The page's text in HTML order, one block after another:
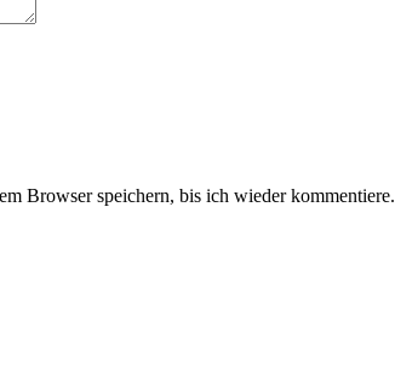
Browser speichern, bis ich wieder kommentiere.